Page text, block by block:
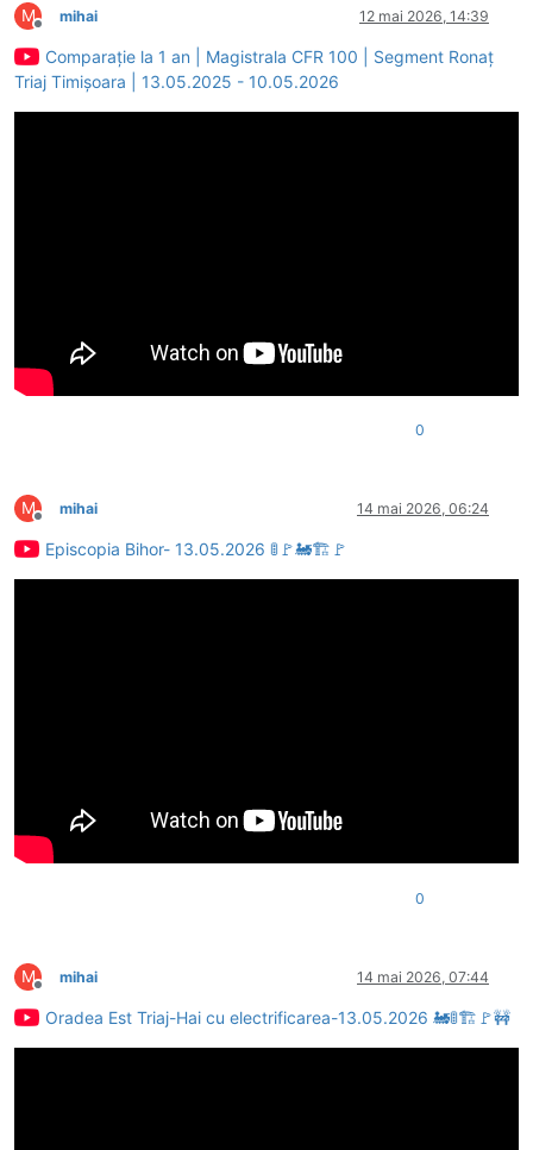
M
Deconectat
mihai 12 mai 2026, 14:39
Comparație la 1 an | Magistrala CFR 100 | Segment Ronaț
Triaj Timișoara | 13.05.2025 - 10.05.2026
0
M
Deconectat
mihai 14 mai 2026, 06:24
Episcopia Bihor- 13.05.2026 🚦🚩🚂🏗🚩
0
M
Deconectat
mihai 14 mai 2026, 07:44
Oradea Est Triaj-Hai cu electrificarea-13.05.2026 🚂🚦🏗🚩🚧